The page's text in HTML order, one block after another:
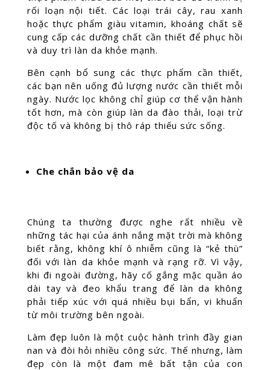
rối loạn nội tiết. Các loại trái cây, rau xanh
hoặc thực phẩm giàu vitamin, khoáng chất sẽ
cung cấp các dưỡng chất cần thiết để phục hồi
và duy trì làn da khỏe mạnh.
Bên cạnh bổ sung các thực phẩm cần thiết,
các bạn nên uống đủ lượng nước cần thiết mỗi
ngày. Nước lọc không chỉ giúp cơ thể vận hành
tốt hơn, mà còn giúp làn da đào thải, loại trừ
độc tố và không bị thô ráp thiếu sức sống.
Che chắn bảo vệ da
Chúng ta thường được nghe rất nhiều về
những tác hại của ánh nắng mặt trời mà không
biết rằng, không khí ô nhiễm cũng là “kẻ thù”
đối với làn da khỏe mạnh và rạng rỡ. Vì vậy,
khi đi ngoài đường, hãy cố gắng mặc quần áo
dài tay và đeo khẩu trang để làn da không
phải tiếp xúc với quá nhiều bụi bẩn, vi khuẩn
từ môi trường bên ngoài.
Làm đẹp luôn là một cuộc hành trình đầy gian
nan và đòi hỏi nhiều công sức. Thế nhưng, làm
đẹp còn là một đam mê bất tận của con